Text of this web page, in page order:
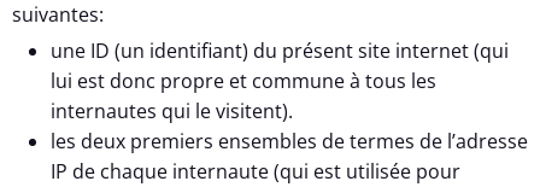
suivantes:
une ID (un identifiant) du présent site internet (qui
lui est donc propre et commune à tous les
internautes qui le visitent).
les deux premiers ensembles de termes de l’adresse
IP de chaque internaute (qui est utilisée pour